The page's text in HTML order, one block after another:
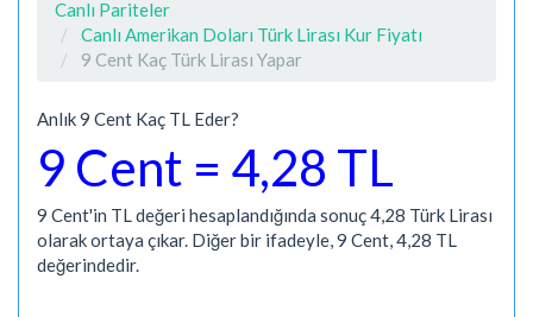
Canlı Pariteler
Canlı Amerikan Doları Türk Lirası Kur Fiyatı
9 Cent Kaç Türk Lirası Yapar
Anlık 9 Cent Kaç TL Eder?
9 Cent = 4,28 TL
9 Cent'in TL değeri hesaplandığında sonuç 4,28 Türk Lirası
olarak ortaya çıkar. Diğer bir ifadeyle, 9 Cent, 4,28 TL
değerindedir.